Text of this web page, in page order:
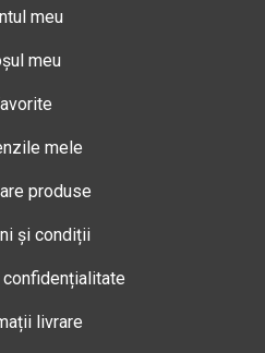
meu
meu
mele
produse
și condiții
livrare